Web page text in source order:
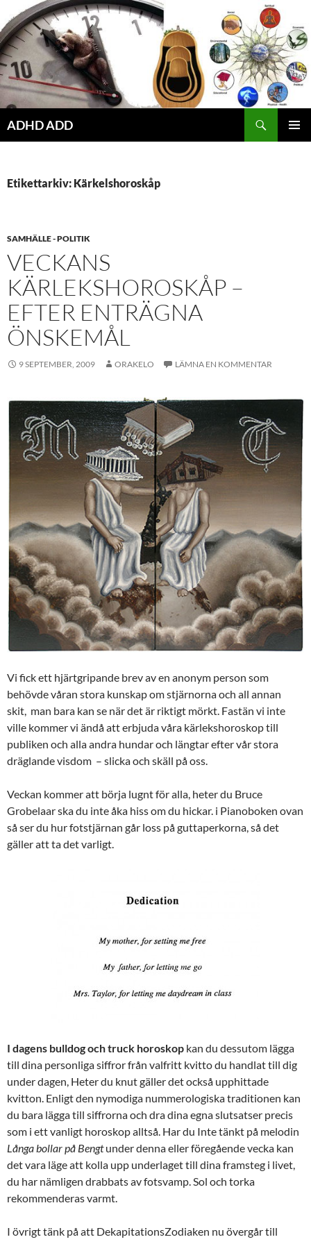
Hoppa
till
innehåll
ADHD ADD
Etikettarkiv: Kärkelshoroskåp
SAMHÄLLE - POLITIK
VECKANS
KÄRLEKSHOROSKÅP –
EFTER ENTRÄGNA
ÖNSKEMÅL
9 SEPTEMBER, 2009 ORAKELO LÄMNA EN KOMMENTAR
Vi fick ett hjärtgripande brev av en anonym person som
behövde våran stora kunskap om stjärnorna och all annan
skit, man bara kan se när det är riktigt mörkt. Fastän vi inte
ville kommer vi ändå att erbjuda våra kärlekshoroskop till
publiken och alla andra hundar och längtar efter vår stora
dräglande visdom – slicka och skäll på oss.
Veckan kommer att börja lugnt för alla, heter du Bruce
Grobelaar ska du inte åka hiss om du hickar. i Pianoboken ovan
så ser du hur fotstjärnan går loss på guttaperkorna, så det
gäller att ta det varligt.
I dagens bulldog och truck horoskop kan du dessutom lägga
till dina personliga siffror från valfritt kvitto du handlat till dig
under dagen, Heter du knut gäller det också upphittade
kvitton. Enligt den nymodiga nummerologiska traditionen kan
du bara lägga till siffrorna och dra dina egna slutsatser precis
som i ett vanligt horoskop alltså. Har du Inte tänkt på melodin
Långa bollar på Bengtunder denna eller föregående vecka kan
det vara läge att kolla upp underlaget till dina framsteg i livet,
du har nämligen drabbats av fotsvamp. Sol och torka
rekommenderas varmt.
I övrigt tänk på att DekapitationsZodiaken nu övergår till